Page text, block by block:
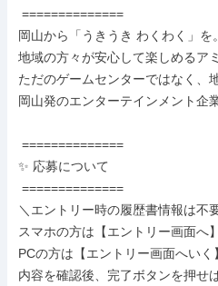
岡山から「うきうき わくわく」を。
地域の方々が安心して楽しめるア
ただのゲームセンターではなく、
岡山発のエンターテインメント企
✨ 応募について
＼エントリー時の履歴書情報は不
スマホの方は【エントリー画面へ】
PCの方は【エントリー画面へいく
内容を確認後、完了ボタンを押せ